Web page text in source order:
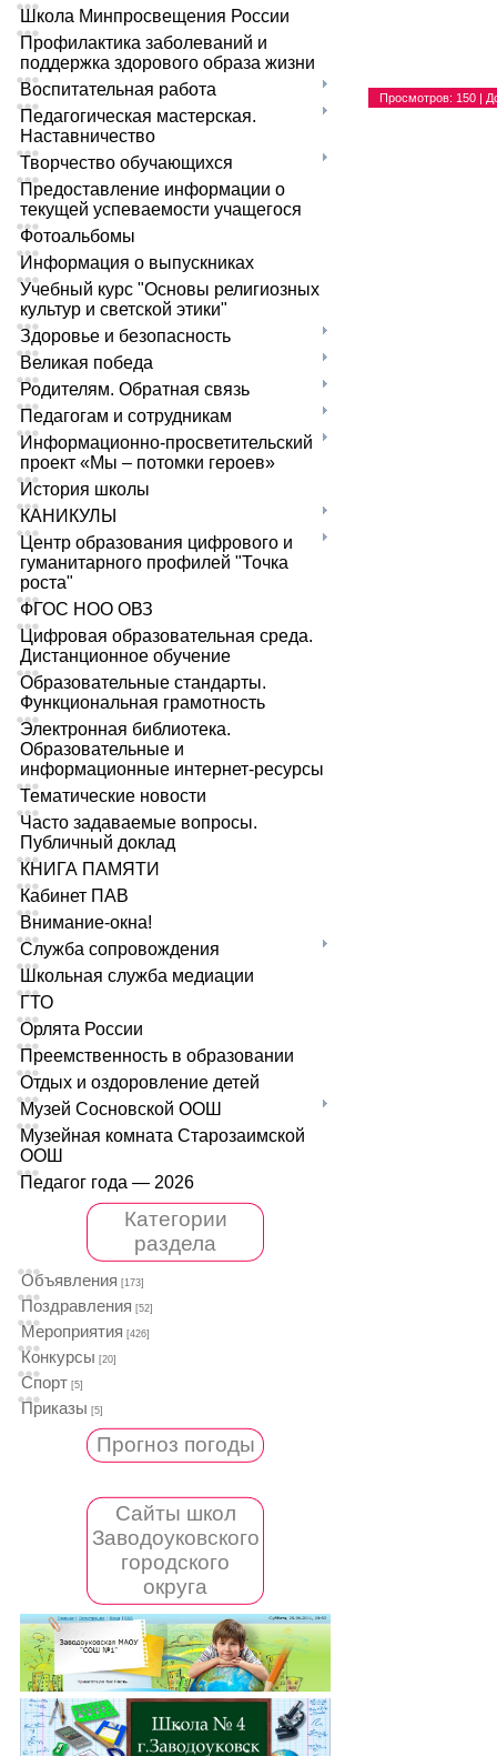
Школа Минпросвещения России
Профилактика заболеваний и
поддержка здорового образа жизни
Воспитательная работа
Педагогическая мастерская.
Наставничество
Творчество обучающихся
Предоставление информации о
текущей успеваемости учащегося
Фотоальбомы
Информация о выпускниках
Учебный курс "Основы религиозных
культур и светской этики"
Здоровье и безопасность
Великая победа
Родителям. Обратная связь
Педагогам и сотрудникам
Информационно-просветительский
проект «Мы – потомки героев»
История школы
КАНИКУЛЫ
Центр образования цифрового и
гуманитарного профилей "Точка
роста"
ФГОС НОО ОВЗ
Цифровая образовательная среда.
Дистанционное обучение
Образовательные стандарты.
Функциональная грамотность
Электронная библиотека.
Образовательные и
информационные интернет-ресурсы
Тематические новости
Часто задаваемые вопросы.
Публичный доклад
КНИГА ПАМЯТИ
Кабинет ПАВ
Внимание-окна!
Служба сопровождения
Школьная служба медиации
ГТО
Орлята России
Преемственность в образовании
Отдых и оздоровление детей
Музей Сосновской ООШ
Музейная комната Старозаимской
ООШ
Педагог года — 2026
Категории
раздела
Объявления [173]
Поздравления [52]
Мероприятия [426]
Конкурсы [20]
Спорт [5]
Приказы [5]
Прогноз погоды
Сайты школ
Заводоуковского
городского
округа
Просмотров: 150 |